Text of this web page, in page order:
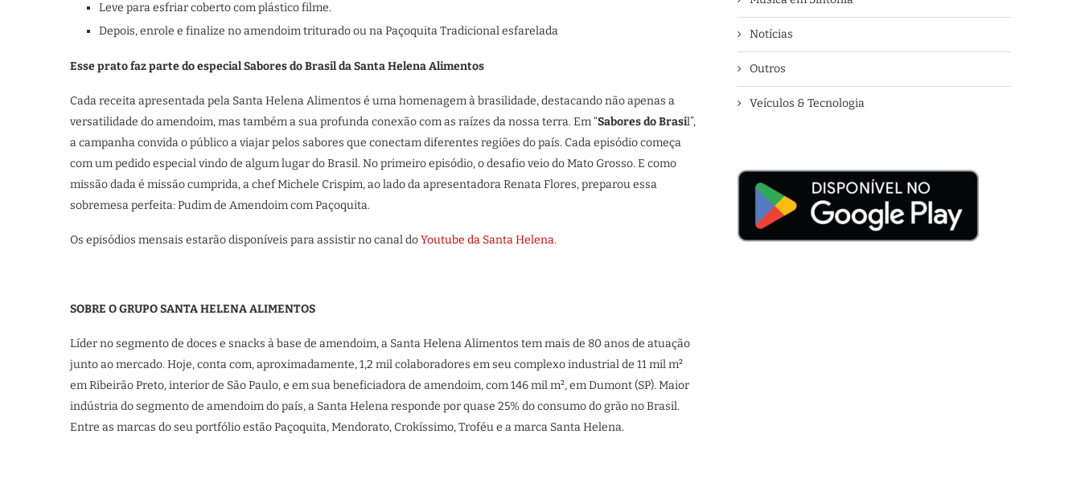
Leve para esfriar coberto com plástico filme.
Depois, enrole e finalize no amendoim triturado ou na Paçoquita Tradicional esfarelada
Esse prato faz parte do especial Sabores do Brasil da Santa Helena Alimentos
Cada receita apresentada pela Santa Helena Alimentos é uma homenagem à brasilidade, destacando não apenas a
versatilidade do amendoim, mas também a sua profunda conexão com as raízes da nossa terra. Em “Sabores do Brasil”,
a campanha convida o público a viajar pelos sabores que conectam diferentes regiões do país. Cada episódio começa
com um pedido especial vindo de algum lugar do Brasil. No primeiro episódio, o desafio veio do Mato Grosso. E como
missão dada é missão cumprida, a chef Michele Crispim, ao lado da apresentadora Renata Flores, preparou essa
sobremesa perfeita: Pudim de Amendoim com Paçoquita.
Os episódios mensais estarão disponíveis para assistir no canal doYoutube da Santa Helena.
SOBRE O GRUPO SANTA HELENA ALIMENTOS
Líder no segmento de doces e snacks à base de amendoim, a Santa Helena Alimentos tem mais de 80 anos de atuação
junto ao mercado. Hoje, conta com, aproximadamente, 1,2 mil colaboradores em seu complexo industrial de 11 mil m²
em Ribeirão Preto, interior de São Paulo, e em sua beneficiadora de amendoim, com 146 mil m², em Dumont (SP). Maior
indústria do segmento de amendoim do país, a Santa Helena responde por quase 25% do consumo do grão no Brasil.
Entre as marcas do seu portfólio estão Paçoquita, Mendorato, Crokíssimo, Troféu e a marca Santa Helena.
Notícias
Outros
Veículos & Tecnologia